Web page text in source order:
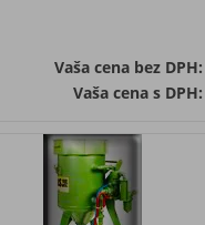
Vaša cena bez DPH:
Vaša cena s DPH: